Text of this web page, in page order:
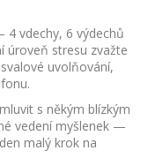
4 vdechy, 6 výdechů
úroveň stresu zvažte
uvolňování,
s někým blízkým
vedení myšlenek —
malý krok na